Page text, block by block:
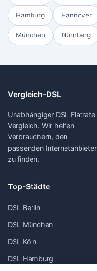
Hamburg Hannover
München Nürnberg
Vergleich-DSL
Unabhängiger DSL Flatrate
Vergleich. Wir helfen
Verbrauchern, den
passenden Internetanbieter
zu finden.
Top-Städte
DSL Berlin
DSL München
DSL Köln
DSL Hamburg